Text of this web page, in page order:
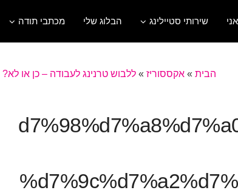
שירותי סטיילינג הבלוג שלי מכתבי תודה
הבית » אקססוריז » ללבוש טרנינג לעבודה – כן או לא?